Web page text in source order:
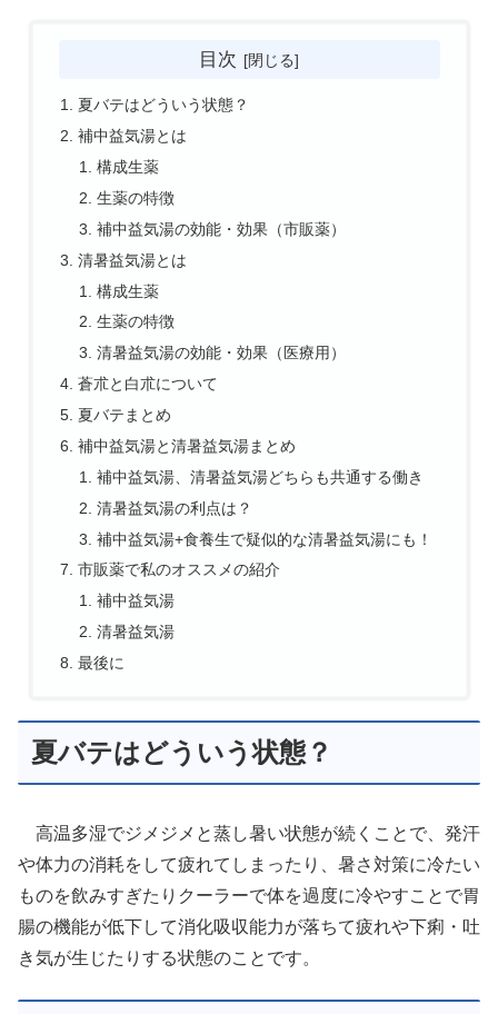
目次
夏バテはどういう状態？
補中益気湯とは
構成生薬
生薬の特徴
補中益気湯の効能・効果（市販薬）
清暑益気湯とは
構成生薬
生薬の特徴
清暑益気湯の効能・効果（医療用）
蒼朮と白朮について
夏バテまとめ
補中益気湯と清暑益気湯まとめ
補中益気湯、清暑益気湯どちらも共通する働き
清暑益気湯の利点は？
補中益気湯+食養生で疑似的な清暑益気湯にも！
市販薬で私のオススメの紹介
補中益気湯
清暑益気湯
最後に
夏バテはどういう状態？
高温多湿でジメジメと蒸し暑い状態が続くことで、発汗
や体力の消耗をして疲れてしまったり、暑さ対策に冷たい
ものを飲みすぎたりクーラーで体を過度に冷やすことで胃
腸の機能が低下して消化吸収能力が落ちて疲れや下痢・吐
き気が生じたりする状態のことです。